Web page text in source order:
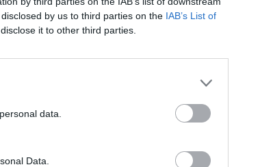
by us to third parties on the IAB’s List of
it to other third parties.
data.
Data.
Oroszország által bekebelezett kelet-ukrajnai
drónnal támadta a létesítményt szombat hajnalban,
melyek állítólag...
tartozik, melynek olvasása előfizetéses